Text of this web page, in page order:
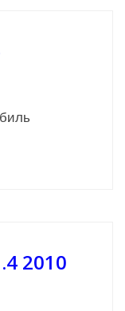
2010